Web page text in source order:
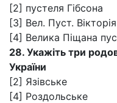
[2] пустеля Гібсона
[3] Вел. Пуст. Вікторія
[4] Велика Піщана
28. Укажіть три
України
[2] Язівське
[4] Роздольське